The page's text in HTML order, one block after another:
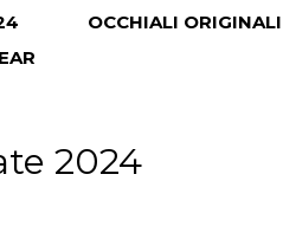
OCCHIALI
2024